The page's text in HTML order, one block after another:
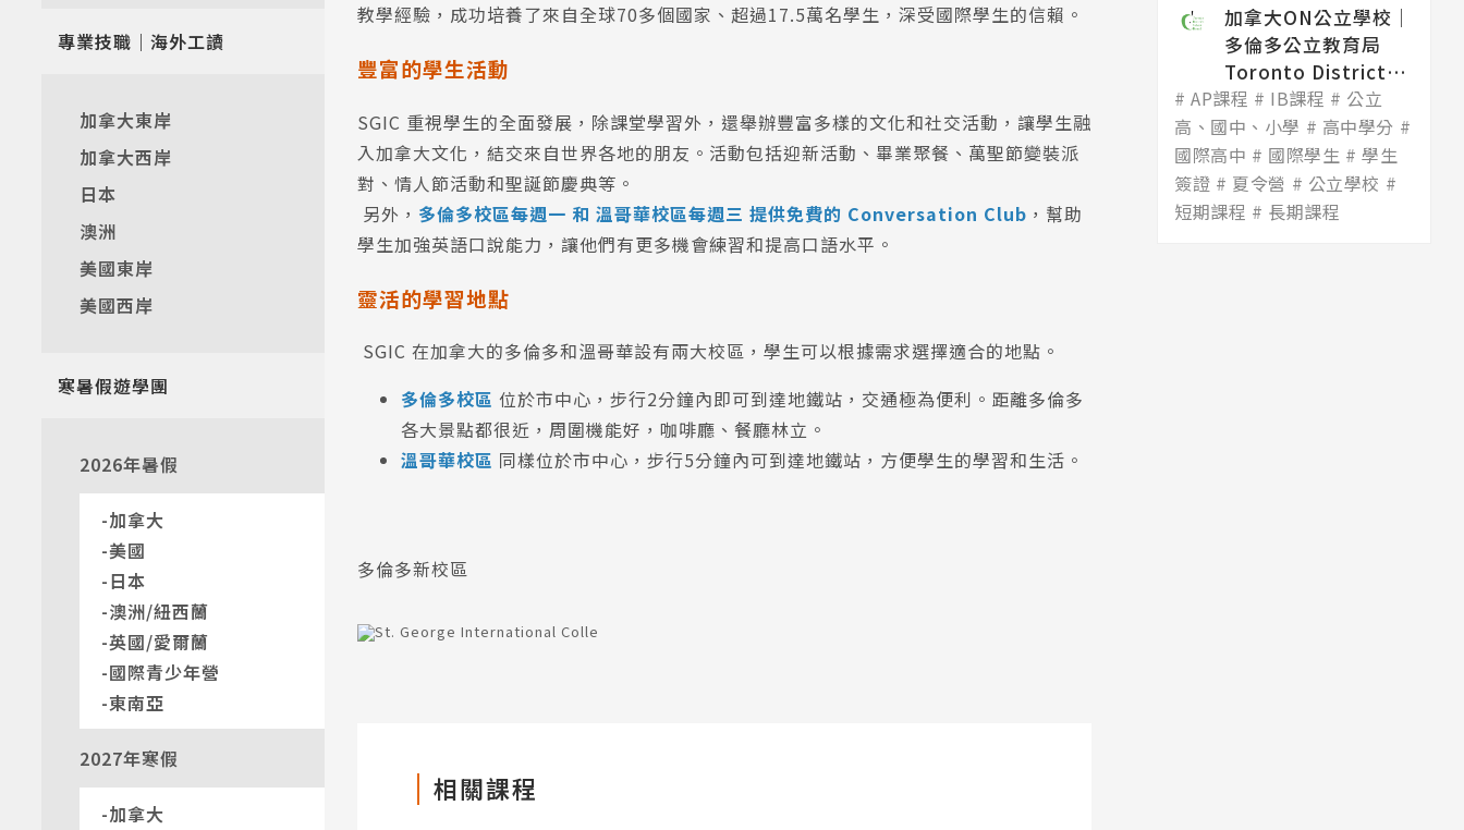
專業技職｜海外工讀
加拿大東岸
加拿大西岸
日本
澳洲
美國東岸
美國西岸
寒暑假遊學團
2026年暑假
加拿大
美國
日本
澳洲/紐西蘭
英國/愛爾蘭
國際青少年營
東南亞
2027年寒假
加拿大
教學經驗，成功培養了來自全球70多個國家、超過17.5萬名學生，深受國際學生的信賴。
豐富的學生活動
SGIC 重視學生的全面發展，除課堂學習外，還舉辦豐富多樣的文化和社交活動，讓學生融
入加拿大文化，結交來自世界各地的朋友。活動包括迎新活動、畢業聚餐、萬聖節變裝派
對、情人節活動和聖誕節慶典等。
另外， 多倫多校區每週一 和 溫哥華校區每週三 提供免費的 Conversation Club ，幫助
學生加強英語口說能力，讓他們有更多機會練習和提高口語水平。
靈活的學習地點
SGIC 在加拿大的多倫多和溫哥華設有兩大校區，學生可以根據需求選擇適合的地點。
多倫多校區 位於市中心，步行2分鐘內即可到達地鐵站，交通極為便利。距離多倫多
各大景點都很近，周圍機能好，咖啡廳、餐廳林立。
溫哥華校區 同樣位於市中心，步行5分鐘內可到達地鐵站，方便學生的學習和生活。
多倫多新校區
相關課程
加拿大ON公立學校│
多倫多公立教育局
Toronto District
Scho...
AP課程 IB課程
公立
高、國中、小學
高中學分
國際高中
國際學生
學生
簽證
夏令營
公立學校
短期課程
長期課程